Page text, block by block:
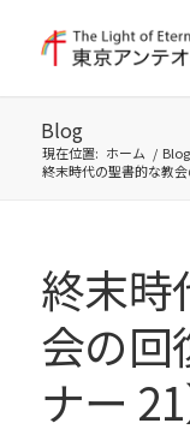
Blog
現在位置: ホーム / Blog
終末時代の聖書的な教
終末時
会の回
ナー 21